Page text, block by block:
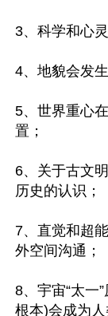
3、科学和心
4、地貌会发
5、世界重心
置；
6、关于古文
历史的认识；
7、直觉和超
外空间沟通；
8、宇宙“太一
根本)会成为